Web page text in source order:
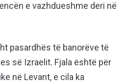
e vazhdueshme deri në
pasardhës të banorëve të
së Izraelit. Fjala është për
në Levant, e cila ka